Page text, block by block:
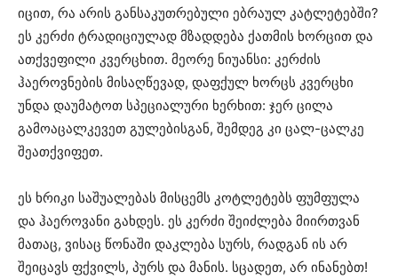
იცით, რა არის განსაკუთრებული ებრაულ კატლეტებში?
ეს კერძი ტრადიციულად მზადდება ქათმის ხორცით და
ათქვეფილი კვერცხით. მეორე ნიუანსი: კერძის
ჰაეროვნების მისაღწევად, დაფქულ ხორცს კვერცხი
უნდა დაუმატოთ სპეციალური ხერხით: ჯერ ცილა
გამოაცალკევეთ გულებისგან, შემდეგ კი ცალ-ცალკე
შეათქვიფეთ.
ეს ხრიკი საშუალებას მისცემს კოტლეტებს ფუმფულა
და ჰაეროვანი გახდეს. ეს კერძი შეიძლება მიირთვან
მათაც, ვისაც წონაში დაკლება სურს, რადგან ის არ
შეიცავს ფქვილს, პურს და მანის. სცადეთ, არ ინანებთ!